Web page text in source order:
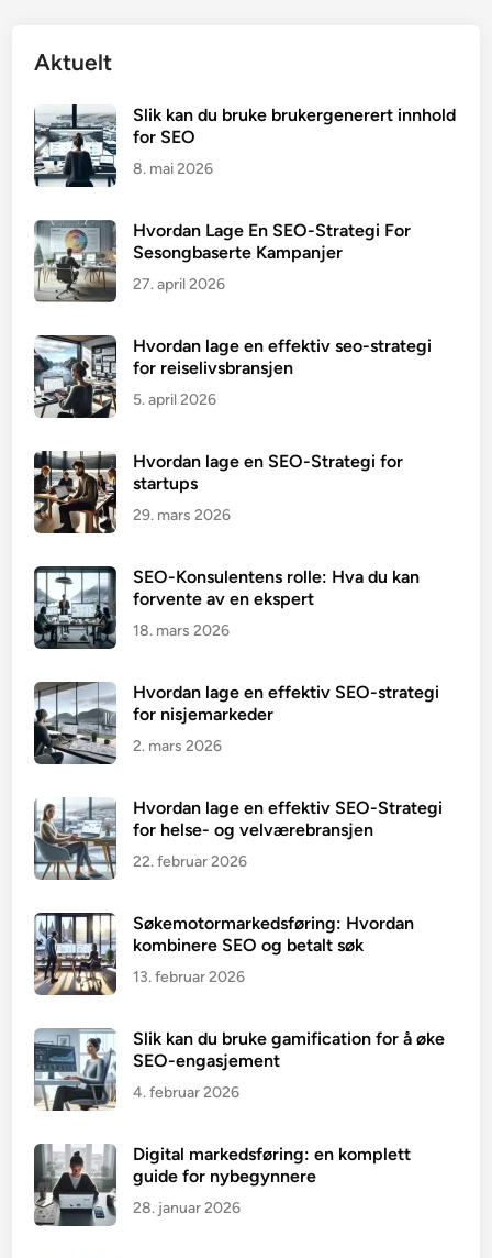
Aktuelt
Slik kan du bruke brukergenerert innhold
for SEO
8. mai 2026
Hvordan Lage En SEO-Strategi For
Sesongbaserte Kampanjer
27. april 2026
Hvordan lage en effektiv seo-strategi
for reiselivsbransjen
5. april 2026
Hvordan lage en SEO-Strategi for
startups
29. mars 2026
SEO-Konsulentens rolle: Hva du kan
forvente av en ekspert
18. mars 2026
Hvordan lage en effektiv SEO-strategi
for nisjemarkeder
2. mars 2026
Hvordan lage en effektiv SEO-Strategi
for helse- og velværebransjen
22. februar 2026
Søkemotormarkedsføring: Hvordan
kombinere SEO og betalt søk
13. februar 2026
Slik kan du bruke gamification for å øke
SEO-engasjement
4. februar 2026
Digital markedsføring: en komplett
guide for nybegynnere
28. januar 2026